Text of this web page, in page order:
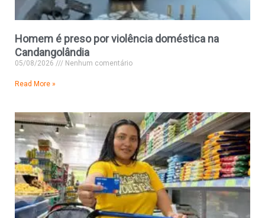
Homem é preso por violência doméstica na
Candangolândia
05/08/2026 Nenhum comentário
Read More »